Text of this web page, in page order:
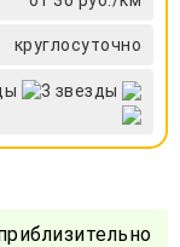
круглосуточно